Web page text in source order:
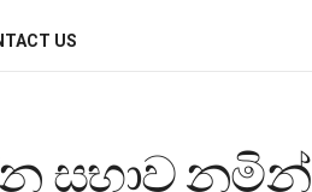
US
සභාව නමින්